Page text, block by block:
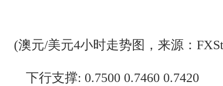
(澳元/美元4小时走势图，来源：
下行支撑: 0.7500 0.7460 0.7420